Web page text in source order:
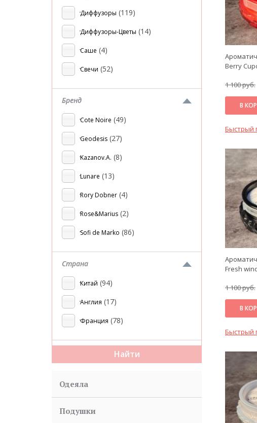
Диффузоры (119)
Диффузоры-Цветы (14)
Саше (4)
Свечи (52)
Бренд
Cote Noire (49)
Geodesis (27)
Kazanov.A. (8)
Lunare (13)
Rory Dobner (4)
Rose&Marius (2)
Sofi de Marko (86)
Страна
Китай (94)
Англия (17)
Франция (78)
Одеяла
Подушки
Berry
1 100 руб.
В
Быстрый
Fresh
1 100 руб.
В
Быстрый